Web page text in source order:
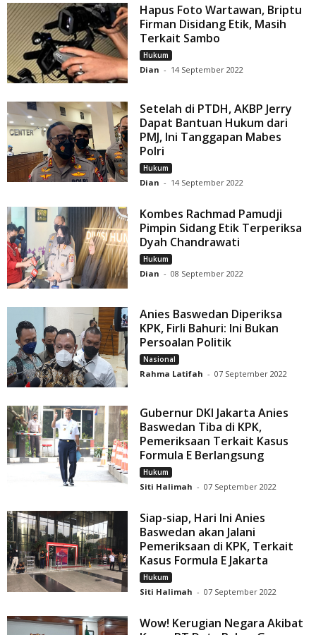
Hapus Foto Wartawan, Briptu
Firman Disidang Etik, Masih
Terkait Sambo
Hukum
Dian - 14 September 2022
Setelah di PTDH, AKBP Jerry
Dapat Bantuan Hukum dari
PMJ, Ini Tanggapan Mabes
Polri
Hukum
Dian - 14 September 2022
Kombes Rachmad Pamudji
Pimpin Sidang Etik Terperiksa
Dyah Chandrawati
Hukum
Dian - 08 September 2022
Anies Baswedan Diperiksa
KPK, Firli Bahuri: Ini Bukan
Persoalan Politik
Nasional
Rahma Latifah - 07 September 2022
Gubernur DKI Jakarta Anies
Baswedan Tiba di KPK,
Pemeriksaan Terkait Kasus
Formula E Berlangsung
Hukum
Siti Halimah - 07 September 2022
Siap-siap, Hari Ini Anies
Baswedan akan Jalani
Pemeriksaan di KPK, Terkait
Kasus Formula E Jakarta
Hukum
Siti Halimah - 07 September 2022
Wow! Kerugian Negara Akibat